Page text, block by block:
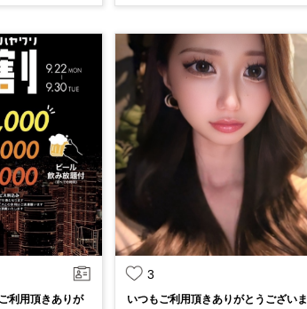
利用頂きありが
3
いつもご利用頂きありがとうございま